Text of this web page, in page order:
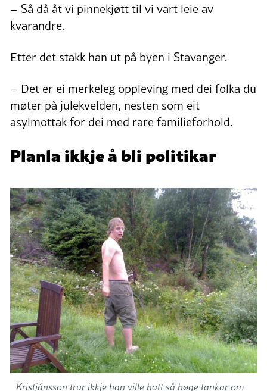
– Så då åt vi pinnekjøtt til vi vart leie av
kvarandre.
Etter det stakk han ut på byen i Stavanger.
– Det er ei merkeleg oppleving med dei folka du
møter på julekvelden, nesten som eit
asylmottak for dei med rare familieforhold.
Planla ikkje å bli politikar
Kristjánsson trur ikkje han ville hatt så høge tankar om